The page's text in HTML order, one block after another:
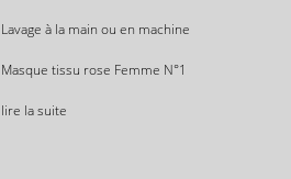
Lavage à la main ou en machine
Masque tissu rose Femme N°1
lire la suite